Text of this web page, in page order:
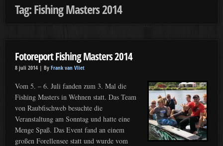
Tag: Fishing Masters 2014
Fotoreport Fishing Masters 2014
8 juli 2014 | By Frank van Vliet
Vom 5. – 6. Juli fanden zum 3. Mal die
Fishing Masters in Wehnen statt. Das Team
von Raubfischweb besuchte die
Veranstaltung am Sonntag und hatte eine
Menge Spaß. Das Event fand an einem
großen Forellensee statt und wurde vom